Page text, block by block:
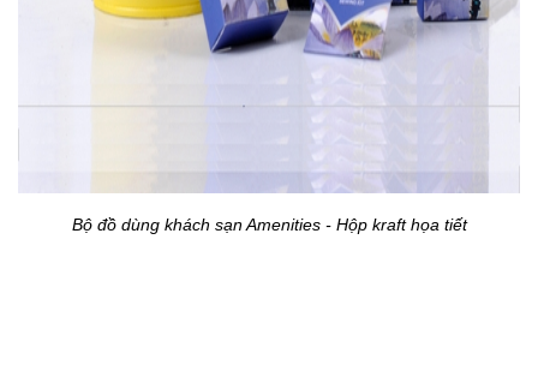
Bộ đồ dùng khách sạn Amenities - Hộp kraft họa tiết